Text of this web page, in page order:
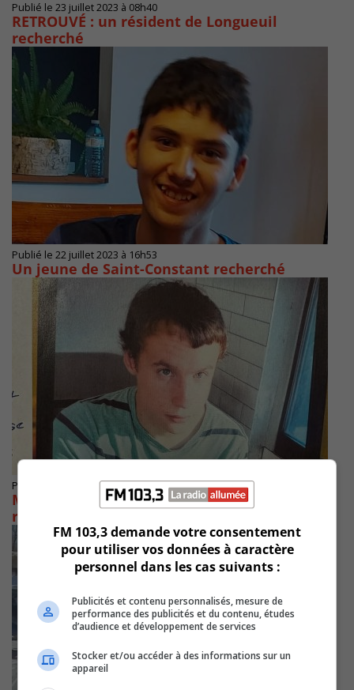
Publié le 23 juillet 2023 à 08h40
RETROUVÉ : un résident de Longueuil
recherché
Publié le 22 juillet 2023 à 16h53
Un jeune de Saint-Constant recherché
Publié le 16 juillet 2023 à 13h07
Mise à jour : un jeune homme de Brossard
recherché – RETROUVÉ
FM 103,3 demande votre consentement
pour utiliser vos données à caractère
personnel dans les cas suivants :
Publicités et contenu personnalisés, mesure de
performance des publicités et du contenu, études
d’audience et développement de services
Stocker et/ou accéder à des informations sur un
appareil